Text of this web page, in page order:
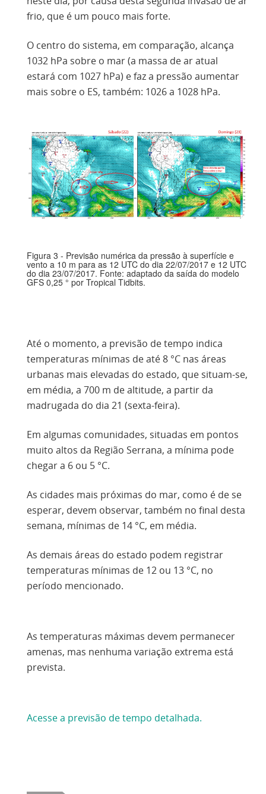
frio, que é um pouco mais forte.
O centro do sistema, em comparação, alcança
1032 hPa sobre o mar (a massa de ar atual
estará com 1027 hPa) e faz a pressão aumentar
mais sobre o ES, também: 1026 a 1028 hPa.
Figura 3 - Previsão numérica da pressão à superfície e
vento a 10 m para as 12 UTC do dia 22/07/2017 e 12 UTC
do dia 23/07/2017. Fonte: adaptado da saída do modelo
GFS 0,25 ° por Tropical Tidbits.
Até o momento, a previsão de tempo indica
temperaturas mínimas de até 8 °C nas áreas
urbanas mais elevadas do estado, que situam-se,
em média, a 700 m de altitude, a partir da
madrugada do dia 21 (sexta-feira).
Em algumas comunidades, situadas em pontos
muito altos da Região Serrana, a mínima pode
chegar a 6 ou 5 °C.
As cidades mais próximas do mar, como é de se
esperar, devem observar, também no final desta
semana, mínimas de 14 °C, em média.
As demais áreas do estado podem registrar
temperaturas mínimas de 12 ou 13 °C, no
período mencionado.
As temperaturas máximas devem permanecer
amenas, mas nenhuma variação extrema está
prevista.
Acesse a previsão de tempo detalhada.